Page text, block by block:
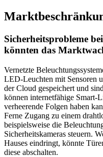
Sicherheitsprobleme
könnten das
Vernetzte
LED-Leuchten mit Sensoren
der Cloud gespeichert und
können internetfähige Smart-
verheerende Folgen haben
Ferne Zugang zu einem
beispielsweise die
Sicherheitskameras steuern.
Hauses eindringt, könnte
diese abschalten.